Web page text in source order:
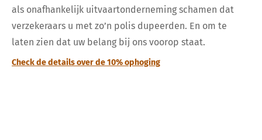
als onafhankelijk uitvaartonderneming schamen dat
verzekeraars u met zo’n polis dupeerden. En om te
laten zien dat uw belang bij ons voorop staat.
Check de details over de 10% ophoging